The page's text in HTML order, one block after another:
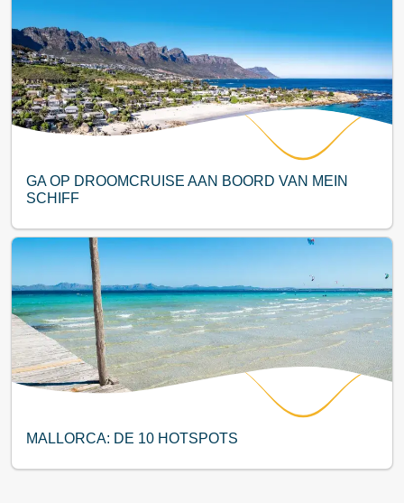
GA OP DROOMCRUISE AAN BOORD VAN MEIN
SCHIFF
MALLORCA: DE 10 HOTSPOTS